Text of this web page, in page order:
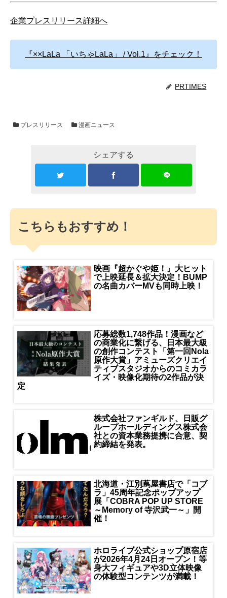
企業プレスリリース詳細へ
『××LaLa 「いちゃLaLa」 / Vol.1』をチェック！
PRTIMES
プレスリリース 漫画ニュース
シェアする
こちらもおすすめ！
映画『超かぐや姫！』大ヒット
で上映延長＆拡大決定！BUMP
の名曲カバーMVも同時上映！
応募総数1,748作品！漫画など
の商業化に繋げる、日本最大級
の創作コンテスト「第一回Nola
原作大賞」アミューズクリエイ
ティブスタジオからのコミカラ
イズ・映像化期待の2作品が決
定
株式会社ファンギルド、日販グ
ループホールディングス株式会
社との資本業務提携に合意、契
約締結を発表。
北海道・江別蔦屋書店で「コブ
ラ」45周年記念ポップアップ
展「COBRA POP UP STORE
～Memory of 寺沢武一～」開
催！
ホロライブ公式ショップ原宿店
が2026年4月24日オープン！等
身大フィギュアや3D立体映像
の体験型コンテンツが満載！